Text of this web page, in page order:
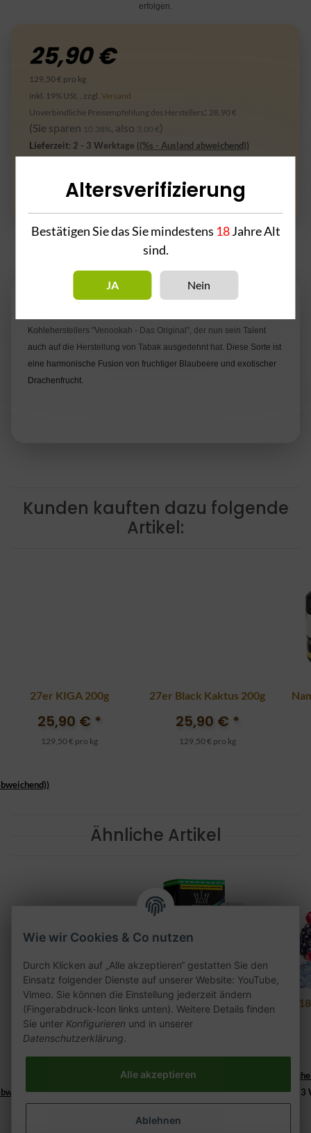
erfolgen.
25,90 €
129,50 € pro kg
inkl. 19% USt. , zzgl. Versand
Unverbindliche Preisempfehlung des Herstellers: 28,90 €
(Sie sparen 10.38% , also 3,00 €)
Lieferzeit: 2 - 3 Werktage ((%s - Ausland abweichend))
Frage zum Artikel
Beschreibung
Kohleherstellers "Venookah - Das Original", der nun sein Talent
auch auf die Herstellung von Tabak ausgedehnt hat. Diese Sorte ist
eine harmonische Fusion von fruchtiger Blaubeere und exotischer
Drachenfrucht.
Kunden kauften dazu folgende
Artikel:
27er KIGA 200g
25,90 € *
129,50 € pro kg
27er Black Kaktus 200g
25,90 € *
129,50 € pro kg
Ähnliche Artikel
27er Blue Dragon 25g
4,00 €*
Al Fakher Pod 2er Pack
- Blueberry Lemonade
2 - 3 Werktage
((%s - Ausland
2 - 3
Wie wir Cookies & Co nutzen
Durch Klicken auf „Alle akzeptieren“ gestatten Sie den
Einsatz folgender Dienste auf unserer Website: YouTube,
Vimeo. Sie können die Einstellung jederzeit ändern
(Fingerabdruck-Icon links unten). Weitere Details finden
Sie unter Konfigurieren und in unserer
Datenschutzerklärung.
Alle akzeptieren
Ablehnen
Altersverifizierung
Bestätigen Sie das Sie mindestens 18Jahre Alt
sind.
JA Nein